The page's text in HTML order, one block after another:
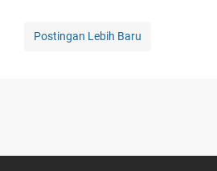
Postingan Lebih Baru